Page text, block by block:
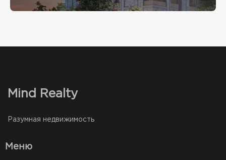
Mind Realty
Разумная недвижимость
Меню